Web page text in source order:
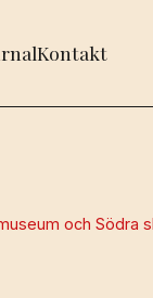
Kontakt
och Södra